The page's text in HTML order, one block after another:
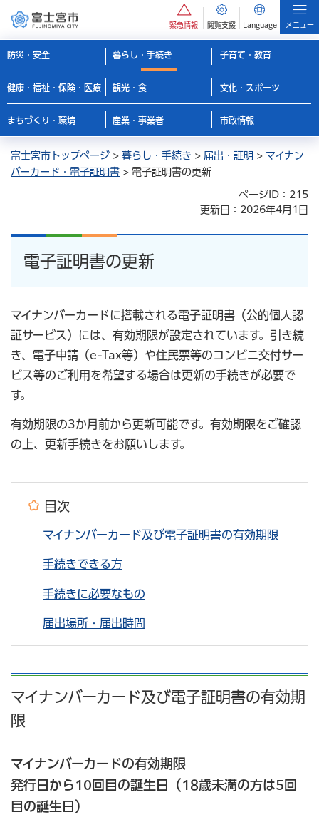
緊急情報 閲覧支援 Language メニュー
防災・安全 暮らし・手続き 子育て・教育
健康・福祉・保険・医療 観光・食 文化・スポーツ
まちづくり・環境 産業・事業者 市政情報
富士宮市トップページ > 暮らし・手続き > 届出・証明 > マイナン
バーカード・電子証明書 > 電子証明書の更新
ページID：215
更新日：2026年4月1日
電子証明書の更新
マイナンバーカードに搭載される電子証明書（公的個人認
証サービス）には、有効期限が設定されています。引き続
き、電子申請（e-Tax等）や住民票等のコンビニ交付サー
ビス等のご利用を希望する場合は更新の手続きが必要で
す。
有効期限の3か月前から更新可能です。有効期限をご確認
の上、更新手続きをお願いします。
目次
マイナンバーカード及び電子証明書の有効期限
手続きできる方
手続きに必要なもの
届出場所・届出時間
マイナンバーカード及び電子証明書の有効期
限
マイナンバーカードの有効期限
発行日から10回目の誕生日（18歳未満の方は5回
目の誕生日）